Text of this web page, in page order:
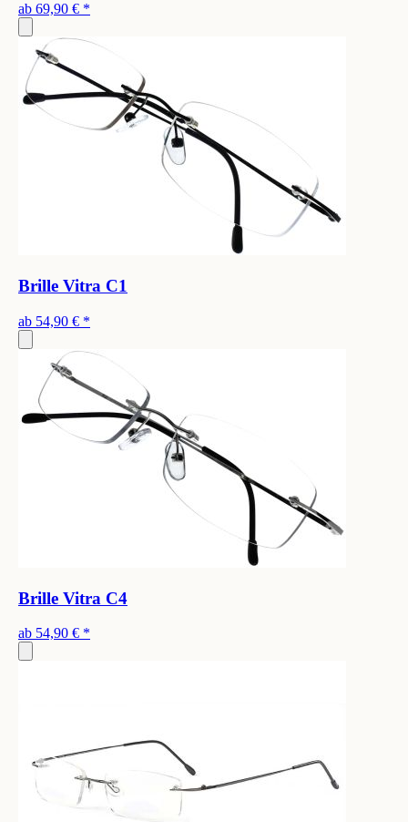
ab 69,90 € *
Brille Vitra C1
ab 54,90 € *
Brille Vitra C4
ab 54,90 € *